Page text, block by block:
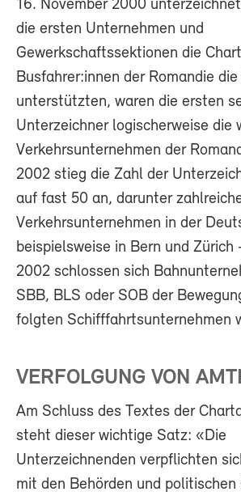
16. November 2000
die ersten Unternehmen und
Gewerkschaftssektionen die
Busfahrer:innen der Romandie
unterstützten, waren die ersten
Unterzeichner logischerweise die
Verkehrsunternehmen der
2002 stieg die Zahl der
auf fast 50 an, darunter
Verkehrsunternehmen in der
beispielsweise in Bern und Zürich
2002 schlossen sich
SBB, BLS oder SOB der
folgten Schifffahrtsunternehmen
VERFOLGUNG VON
Am Schluss des Textes der
steht dieser wichtige Satz: «Die
Unterzeichnenden verpflichten
mit den Behörden und politischen